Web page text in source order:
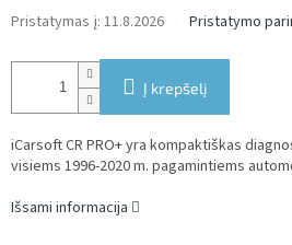
Pristatymas į: 11.8.2026 Pristatymo
Į krepšelį
iCarsoft CR PRO+ yra kompaktiškas
visiems 1996-2020 m. pagamintiems
Išsami informacija